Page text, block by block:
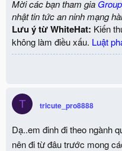
Mời các bạn tham gia
nhật tin tức an ninh mạng
Lưu ý từ WhiteHat: Kiến
không làm điều xấu. Luật
T tricute_pro8888
Dạ..em đinh đi theo ngành
nên đi từ đâu trước mong